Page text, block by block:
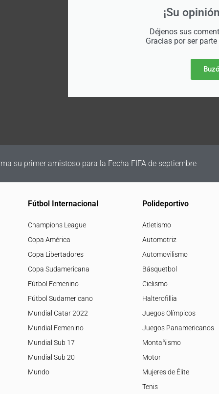
¡Su
Déjenos sus
Gracias por ser
su primer amistoso para la Fecha FIFA de septiembre
Fútbol Internacional
Champions League
Copa América
Copa Libertadores
Copa Sudamericana
Fútbol Femenino
Fútbol Sudamericano
Mundial Catar 2022
Mundial Femenino
Mundial Sub 17
Mundial Sub 20
Mundo
Polideportivo
Atletismo
Automotriz
Automovilismo
Básquetbol
Ciclismo
Halterofillia
Juegos Olímpicos
Juegos Panamericanos
Montañismo
Motor
Mujeres de Élite
Tenis